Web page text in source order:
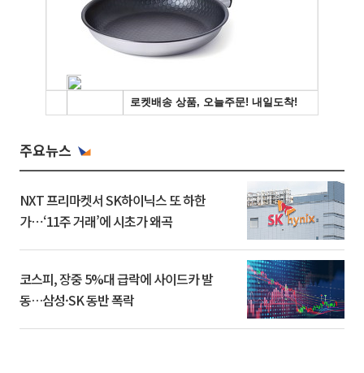
주요뉴스
NXT 프리마켓서 SK하이닉스 또 하한
가⋯‘11주 거래’에 시초가 왜곡
코스피, 장중 5%대 급락에 사이드카 발
동…삼성·SK 동반 폭락